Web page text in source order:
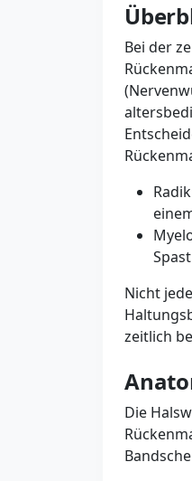
Bei der
Nicht
zeitlich
Die